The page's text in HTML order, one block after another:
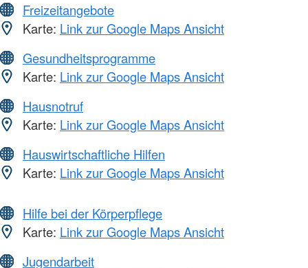
Freizeitangebote
Karte: Link zur Google Maps Ansicht
Gesundheitsprogramme
Karte: Link zur Google Maps Ansicht
Hausnotruf
Karte: Link zur Google Maps Ansicht
Hauswirtschaftliche Hilfen
Karte: Link zur Google Maps Ansicht
Hilfe bei der Körperpflege
Karte: Link zur Google Maps Ansicht
Jugendarbeit